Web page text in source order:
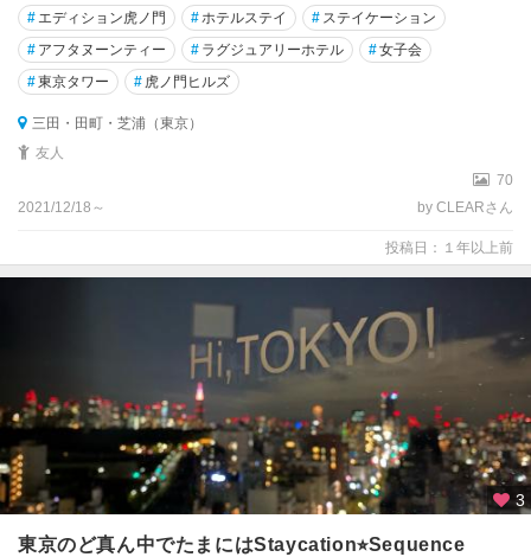
# エディション虎ノ門 #ホテルステイ # ステイケーション
# アフタヌーンティー # ラグジュアリーホテル #女子会
#東京タワー # 虎ノ門ヒルズ
三田・田町・芝浦（東京）
友人
70
2021/12/18～
by CLEARさん
投稿日：１年以上前
3
東京のど真ん中でたまにはStaycation⭐︎Sequence